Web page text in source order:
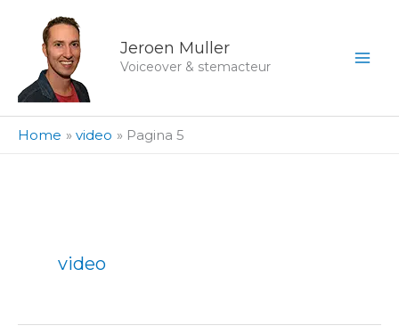
inhoud
Jeroen Muller
Voiceover & stemacteur
Home video Pagina 5
video